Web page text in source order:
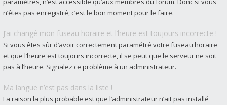
n’êtes pas enregistré, c’est le bon moment pour le faire.
J’ai changé mon fuseau horaire et l’heure est toujours incorrecte !
Si vous êtes sûr d’avoir correctement paramétré votre fuseau horaire
et que l’heure est toujours incorrecte, il se peut que le serveur ne soit
pas à l’heure. Signalez ce problème à un administrateur.
Ma langue n’est pas dans la liste !
La raison la plus probable est que l’administrateur n’ait pas installé